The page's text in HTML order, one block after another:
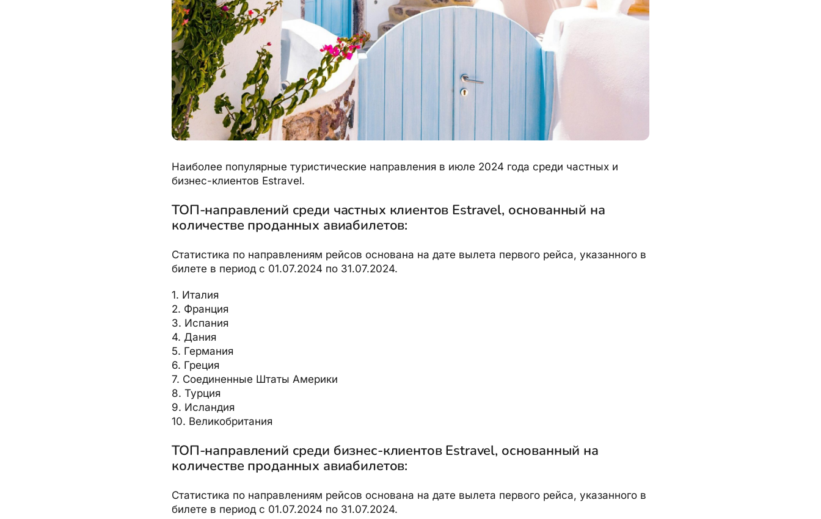
Наиболее популярные туристические направления в июле 2024 года среди частных и
бизнес-клиентов Estravel.
ТОП-направлений среди частных клиентов Estravel, основанный на
количестве проданных авиабилетов:
Статистика по направлениям рейсов основана на дате вылета первого рейса, указанного в
билете в период с 01.07.2024 по 31.07.2024.
1. Италия
2. Франция
3. Испания
4. Дания
5. Германия
6. Греция
7. Соединенные Штаты Америки
8. Турция
9. Исландия
10. Великобритания
ТОП-направлений среди бизнес-клиентов Estravel, основанный на
количестве проданных авиабилетов:
Статистика по направлениям рейсов основана на дате вылета первого рейса, указанного в
билете в период с 01.07.2024 по 31.07.2024.